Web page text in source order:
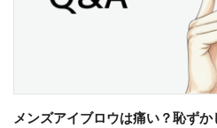
メンズアイブロウは痛い？恥ず